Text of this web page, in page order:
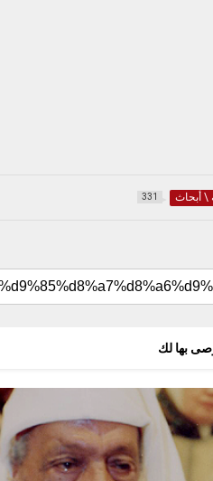
\ أبحاث 331
بها لك